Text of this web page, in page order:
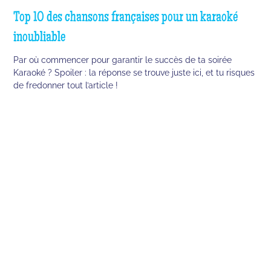
Top 10 des chansons françaises pour un karaoké
inoubliable
Par où commencer pour garantir le succès de ta soirée
Karaoké ? Spoiler : la réponse se trouve juste ici, et tu risques
de fredonner tout l’article !